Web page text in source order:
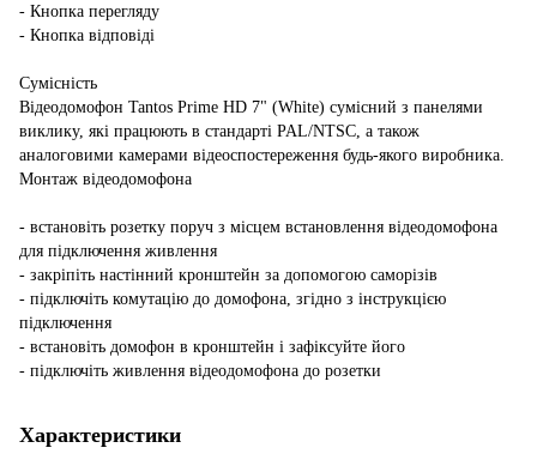
- Кнопка перегляду
- Кнопка відповіді
Сумісність
Відеодомофон Tantos Prime HD 7" (White) сумісний з панелями
виклику, які працюють в стандарті PAL/NTSC, а також
аналоговими камерами відеоспостереження будь-якого виробника.
Монтаж відеодомофона
- встановіть розетку поруч з місцем встановлення відеодомофона
для підключення живлення
- закріпіть настінний кронштейн за допомогою саморізів
- підключіть комутацію до домофона, згідно з інструкцією
підключення
- встановіть домофон в кронштейн і зафіксуйте його
- підключіть живлення відеодомофона до розетки
Характеристики